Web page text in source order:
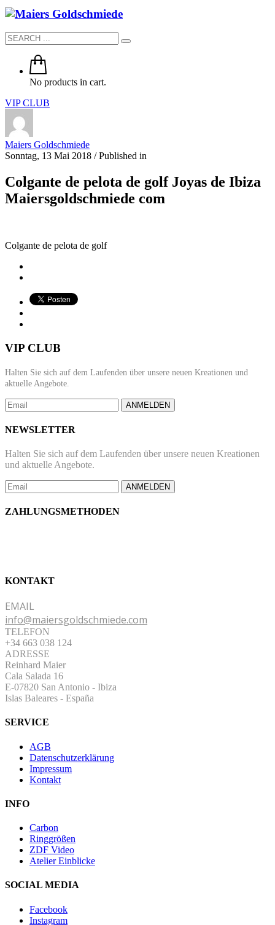
No products in cart.
VIP CLUB
Maiers Goldschmiede
Sonntag, 13 Mai 2018 /Published in
Colgante de pelota de golf Joyas de Ibiza
Maiersgoldschmiede com
Colgante de pelota de golf
VIP CLUB
Halten Sie sich auf dem Laufenden über unsere neuen Kreationen und
aktuelle Angebote.
ANMELDEN
NEWSLETTER
Halten Sie sich auf dem Laufenden über unsere neuen Kreationen
und aktuelle Angebote.
ANMELDEN
ZAHLUNGSMETHODEN
KONTAKT
EMAIL
info@maiersgoldschmiede.com
TELEFON
+34 663 038 124
ADRESSE
Reinhard Maier
Cala Salada 16
E-07820 San Antonio - Ibiza
Islas Baleares - España
SERVICE
AGB
Datenschutzerklärung
Impressum
Kontakt
INFO
Carbon
Ringgrößen
ZDF Video
Atelier Einblicke
SOCIAL MEDIA
Facebook
Instagram